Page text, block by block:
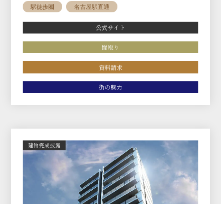
駅徒歩圏 名古屋駅直通
公式サイト
間取り
資料請求
街の魅力
建物完成披露